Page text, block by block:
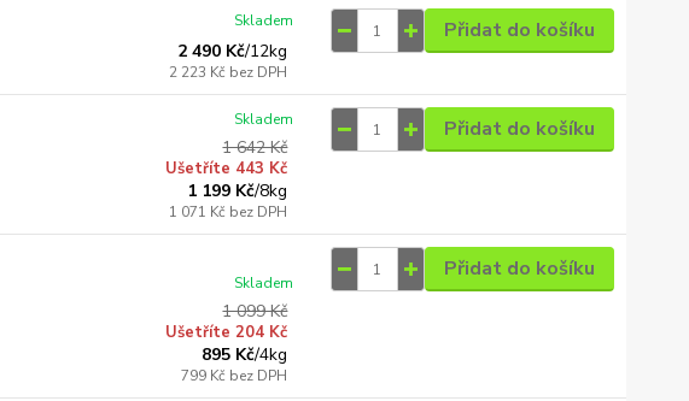
2 490 Kč/12kg
2 223 Kč bez DPH
Skladem Přidat do košíku
1 642 Kč
Ušetříte 443 Kč
1 199 Kč/8kg
1 071 Kč bez DPH
Skladem Přidat do košíku
1 099 Kč
Ušetříte 204 Kč
895 Kč/4kg
799 Kč bez DPH
Skladem
Přidat do košíku